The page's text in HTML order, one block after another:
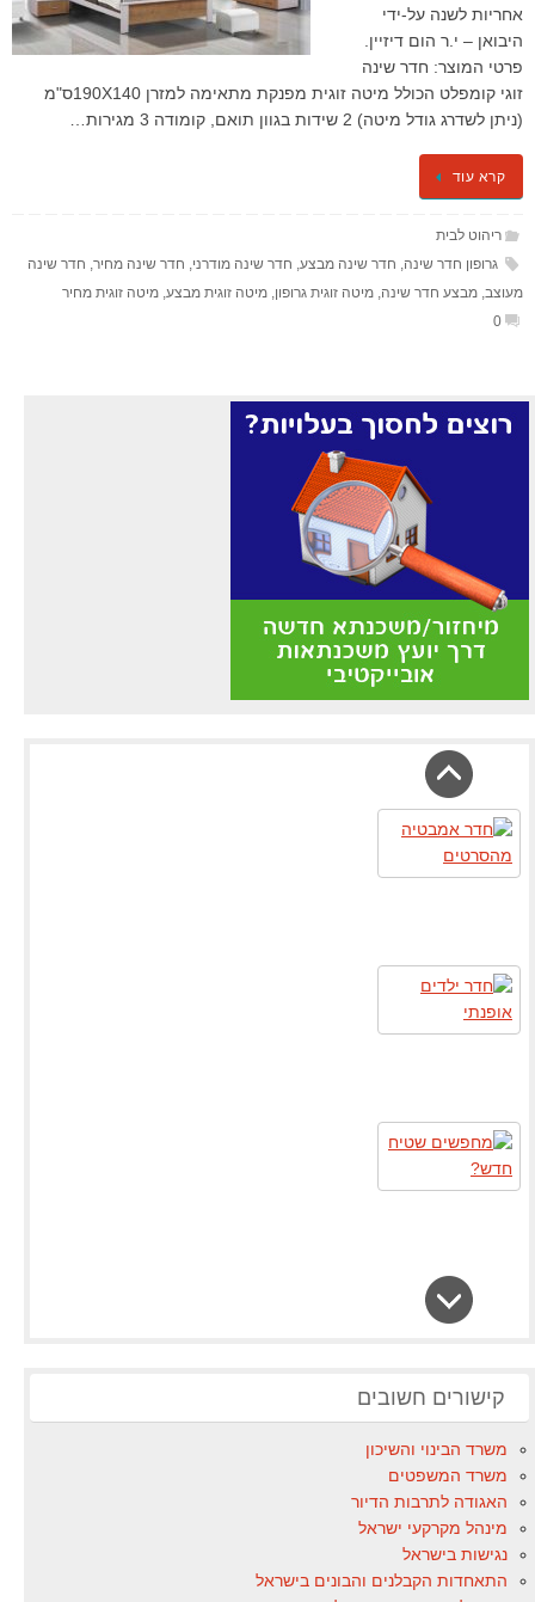
אחריות לשנה על-ידי
היבואן – י.ר הום דיזיין.
פרטי המוצר: חדר שינה
זוגי קומפלט הכולל מיטה זוגית מפנקת מתאימה למזרן 190X140ס"מ
(ניתן לשדרג גודל מיטה) 2 שידות בגוון תואם, קומודה 3 מגירות…
קרא עוד
ריהוט לבית
גרופון חדר שינה, חדר שינה מבצע, חדר שינה מודרני, חדר שינה מחיר, חדר שינה
מעוצב, מבצע חדר שינה, מיטה זוגית גרופון, מיטה זוגית מבצע, מיטה זוגית מחיר
0
קישורים חשובים
משרד הבינוי והשיכון
משרד המשפטים
האגודה לתרבות הדיור
מינהל מקרקעי ישראל
נגישות בישראל
התאחדות הקבלנים והבונים בישראל